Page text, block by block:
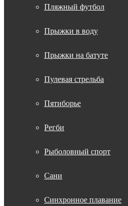
Пляжный футбол
Прыжки в воду
Прыжки на батуте
Пулевая стрельба
Пятиборье
Регби
Рыболовный спорт
Сани
Синхронное плавание